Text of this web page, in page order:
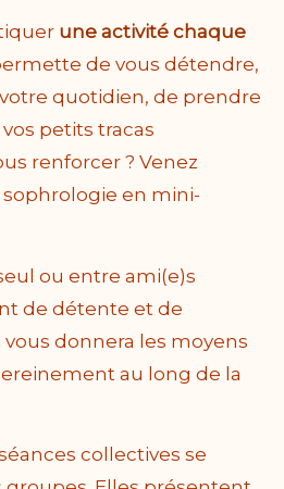
une activité chaque
de vous détendre,
quotidien, de prendre
petits tracas
renforcer ? Venez
sophrologie en mini-
ou entre ami(e)s
de détente et de
donnera les moyens
au long de la
collectives se